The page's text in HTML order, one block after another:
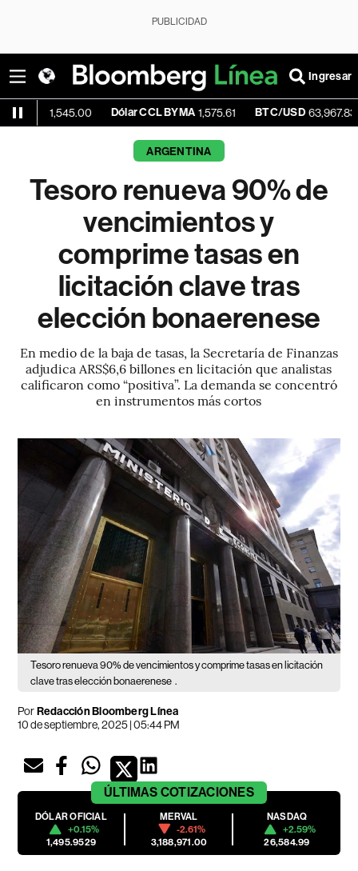
PUBLICIDAD
Ingresar
Dólar CCL BYMA 1,575.61 BTC/USD 63,967.83 -
ARGENTINA
Tesoro renueva 90% de
vencimientos y
comprime tasas en
licitación clave tras
elección bonaerenese
En medio de la baja de tasas, la Secretaría de Finanzas
adjudica ARS$6,6 billones en licitación que analistas
calificaron como “positiva”. La demanda se concentró
en instrumentos más cortos
Tesoro renueva 90% de vencimientos y comprime tasas en licitación
clave tras elección bonaerenese .
PorRedacción Bloomberg Línea
10 de septiembre, 2025 | 05:44 PM
ÚLTIMAS COTIZACIONES
DÓLAR OFICIAL
+0.15%
1,495.9529
MERVAL
-2.61%
3,188,971.00
NASDAQ
+2.59%
26,584.99